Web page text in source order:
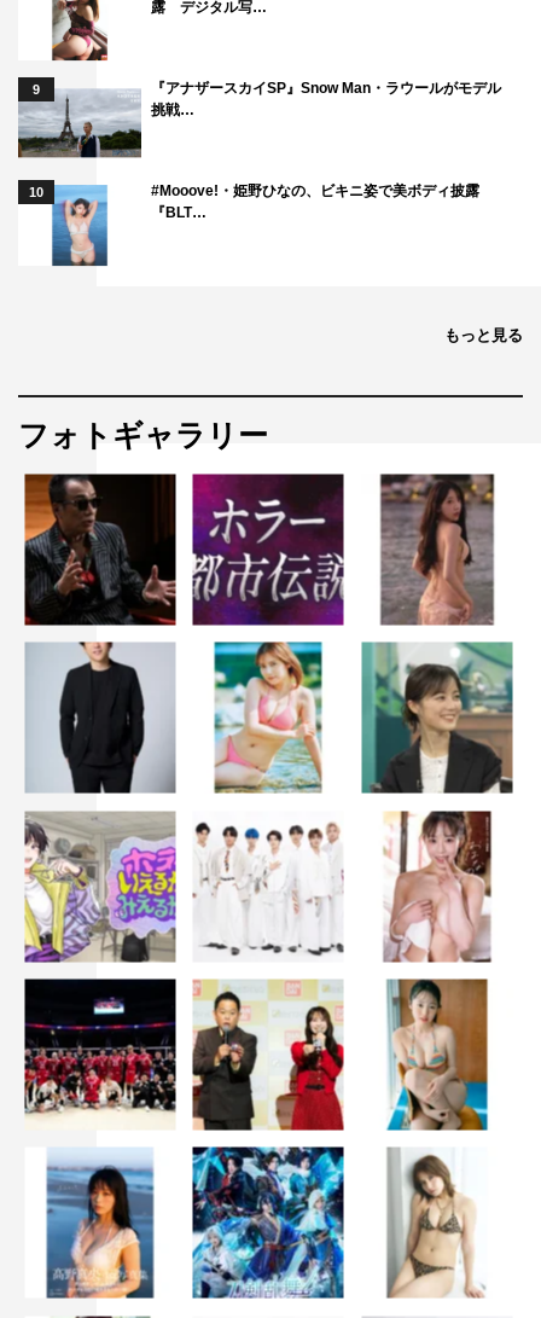
露 デジタル写…
9
『アナザースカイSP』Snow Man・ラウールがモデル
挑戦…
10
#Mooove!・姫野ひなの、ビキニ姿で美ボディ披露
『BLT…
もっと見る
フォトギャラリー